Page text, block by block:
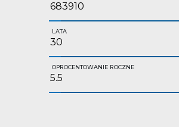
LATA
OPROCENTOWANIE ROCZNE